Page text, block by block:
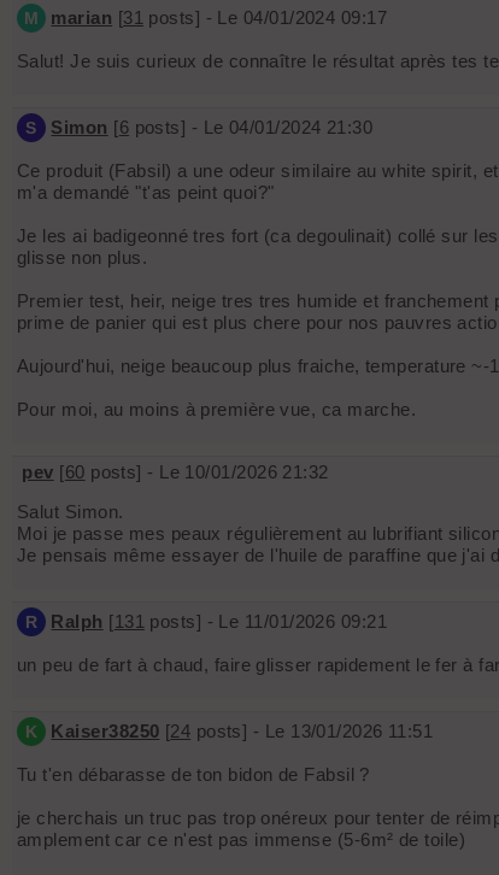
M marian [31 posts] - Le 04/01/2024 09:17
Salut! Je suis curieux de connaître le résultat après tes
S Simon [6 posts] - Le 04/01/2024 21:30
Ce produit (Fabsil) a une odeur similaire au white spirit,
m'a demandé "t'as peint quoi?"
Je les ai badigeonné tres fort (ca degoulinait) collé sur
glisse non plus.
Premier test, heir, neige tres tres humide et
prime de panier qui est plus chere pour nos pauvres
Aujourd'hui, neige beaucoup plus fraiche, temperature
Pour moi, au moins à première vue, ca marche.
pev [60 posts] - Le 10/01/2026 21:32
Salut Simon.
Moi je passe mes peaux régulièrement au lubrifiant
Je pensais même essayer de l'huile de paraffine que j'ai
R Ralph [131 posts] - Le 11/01/2026 09:21
un peu de fart à chaud, faire glisser rapidement le fer à
K Kaiser38250 [24 posts] - Le 13/01/2026 11:51
Tu t'en débarasse de ton bidon de Fabsil ?
je cherchais un truc pas trop onéreux pour tenter de
amplement car ce n'est pas immense (5-6m² de toile)